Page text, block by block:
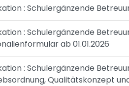
: Schulergänzende
: Schulergänzende
ab 01.01.2026
: Schulergänzende
Qualitätskonzept